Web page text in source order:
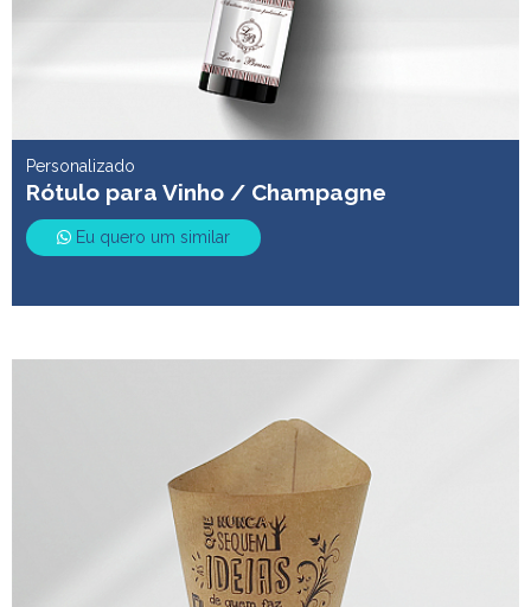
Personalizado
Rótulo para Vinho / Champagne
Eu quero um similar